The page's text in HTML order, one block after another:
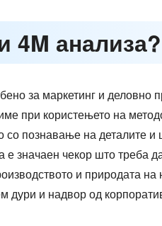
4M анализа?
за маркетинг и деловно
при користењето на
со познавање на деталите
значаен чекор што треба
и природата
и надвор од